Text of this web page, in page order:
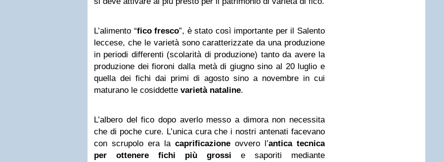
L’alimento “fico fresco”, è stato così importante per il Salento
leccese, che le varietà sono caratterizzate da una produzione
in periodi differenti (scolarità di produzione) tanto da avere la
produzione dei fioroni dalla metà di giugno sino al 20 luglio e
quella dei fichi dai primi di agosto sino a novembre in cui
maturano le cosiddette varietà nataline.
L’albero del fico dopo averlo messo a dimora non necessita
che di poche cure. L’unica cura che i nostri antenati facevano
con scrupolo era la caprificazione ovvero l’antica tecnica
per ottenere fichi più grossi e saporiti mediante